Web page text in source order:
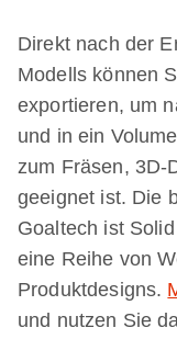
Direkt nach der
Modells können
exportieren, um
und in ein
zum Fräsen, 3D-
geeignet ist. Die
Goaltech ist
eine Reihe von
Produktdesigns.
und nutzen Sie